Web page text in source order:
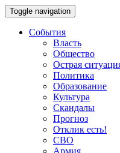
Toggle navigation
События
Власть
Общество
Острая
Политика
Образование
Культура
Скандалы
Прогноз
Отклик есть!
СВО
Армия